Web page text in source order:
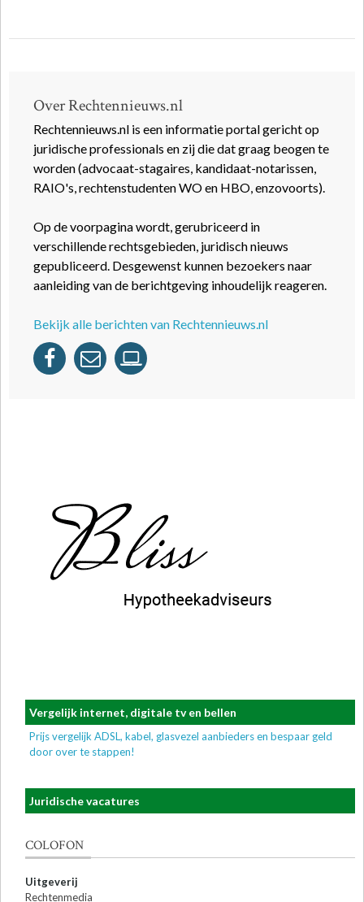
Over Rechtennieuws.nl
Rechtennieuws.nl is een informatie portal gericht op
juridische professionals en zij die dat graag beogen te
worden (advocaat-stagaires, kandidaat-notarissen,
RAIO's, rechtenstudenten WO en HBO, enzovoorts).
Op de voorpagina wordt, gerubriceerd in
verschillende rechtsgebieden, juridisch nieuws
gepubliceerd. Desgewenst kunnen bezoekers naar
aanleiding van de berichtgeving inhoudelijk reageren.
Bekijk alle berichten van Rechtennieuws.nl
Vergelijk internet, digitale tv en bellen
Prijs vergelijk ADSL, kabel, glasvezel aanbieders en bespaar geld
door over te stappen!
Juridische vacatures
COLOFON
Uitgeverij
Rechtenmedia